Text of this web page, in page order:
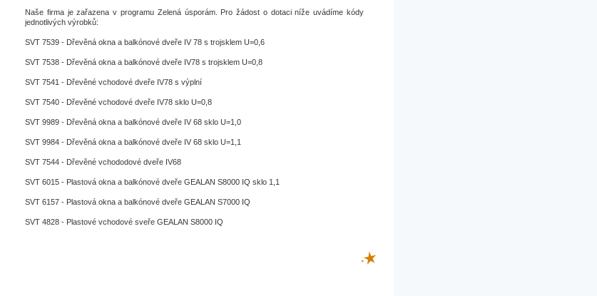
Naše firma je zařazena v programu Zelená úsporám. Pro žádost o dotaci níže uvádíme kódy
jednotlivých výrobků:
SVT 7539 - Dřevěná okna a balkónové dveře IV 78 s trojsklem U=0,6
SVT 7538 - Dřevěná okna a balkónové dveře IV78 s trojsklem U=0,8
SVT 7541 - Dřevěné vchodové dveře IV78 s výplní
SVT 7540 - Dřevěné vchodové dveře IV78 sklo U=0,8
SVT 9989 - Dřevěná okna a balkónové dveře IV 68 sklo U=1,0
SVT 9984 - Dřevěná okna a balkónové dveře IV 68 sklo U=1,1
SVT 7544 - Dřevěné vchododové dveře IV68
SVT 6015 - Plastová okna a balkónové dveře GEALAN S8000 IQ sklo 1,1
SVT 6157 - Plastová okna a balkónové dveře GEALAN S7000 IQ
SVT 4828 - Plastové vchodové sveře GEALAN S8000 IQ
.